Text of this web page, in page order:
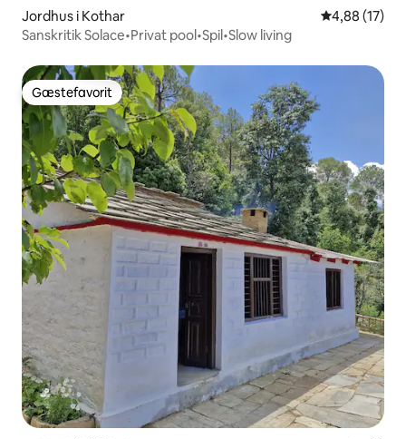
Jordhus i Kothar 4,88 ud af 5
4,88 (17)
Sanskritik Solace•Privat pool•Spil•Slow living
Gæstefavorit
Gæstefavorit